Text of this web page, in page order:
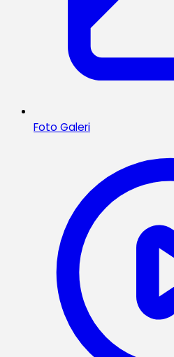
Foto Galeri